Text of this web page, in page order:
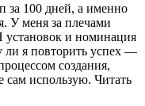
за 100 дней, а именно
У меня за плечами
и номинация
ли я повторить успех —
создания,
сам использую. Читать